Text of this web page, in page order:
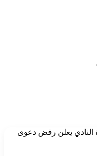
النادي يعلن رفض دعوى